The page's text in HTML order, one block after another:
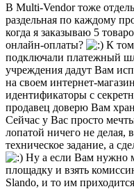
В Multi-Vendor тоже
раздельная по каждому
когда я заказываю 5
онлайн-оплаты?
К
подключали платежный
учреждения дадут Вам
на своем интернет-
идентификаторы с
продавец доверю Вам
Сейчас у Вас просто
лопатой ничего не делая,
техническое задание, а
Ну а если Вам нужно
площадку и взять
Slando, и то им